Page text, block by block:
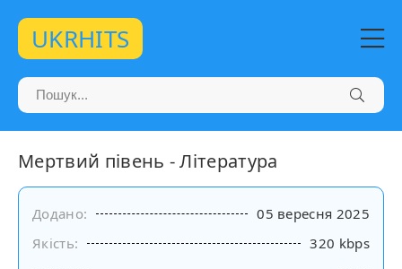
UKRHITS
Мертвий півень - Література
Додано:
05 вересня 2025
Якість:
320 kbps